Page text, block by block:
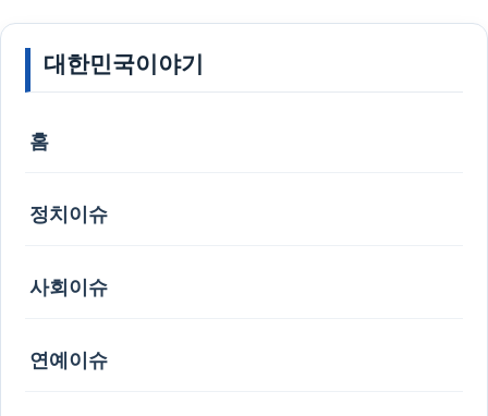
대한민국이야기
홈
정치이슈
사회이슈
연예이슈